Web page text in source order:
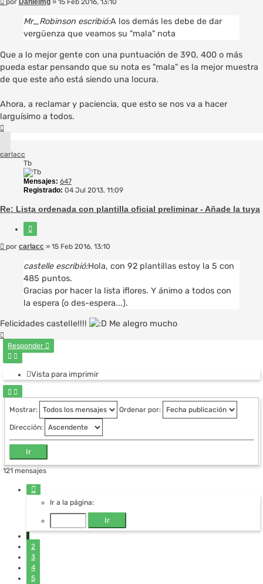
Mr_Robinson escribió:A los demás les debe de dar
vergüenza que veamos su "mala" nota
Que a lo mejor gente con una puntuación de 390, 400 o más
pueda estar pensando que su nota es "mala" es la mejor muestra
de que este año está siendo una locura.
Ahora, a reclamar y paciencia, que esto se nos va a hacer
larguísimo a todos.
carlacc
Tb
Mensajes: 647
Registrado: 04 Jul 2013, 11:09
Re: Lista ordenada con plantilla oficial preliminar - Añade la tuya
Mensaje
por carlacc » 15 Feb 2016, 13:10
castelle escribió:Hola, con 92 plantillas estoy la 5 con
485 puntos.
Gracias por hacer la lista iflores. Y ánimo a todos con
la espera (o des-espera...).
Felicidades castelle!!!! Me alegro mucho
Responder
Vista para imprimir
Mostrar: Ordenar por:
Dirección:
121 mensajes
Página
1
de
Ir a la página:
1
2
3
4
5